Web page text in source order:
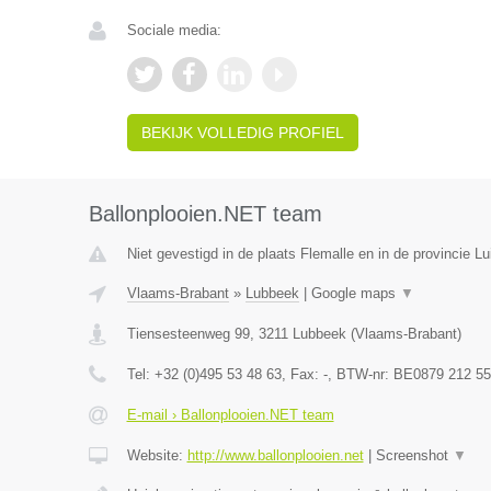
Sociale media:
BEKIJK VOLLEDIG PROFIEL
Ballonplooien.NET team
Niet gevestigd in de plaats Flemalle en in de provincie
Vlaams-Brabant» Lubbeek| Google maps ▼
Tiensesteenweg 99, 3211 Lubbeek(Vlaams-Brabant)
Tel: +32 (0)495 53 48 63, Fax: -, BTW-nr: BE0879 212
E-mail › Ballonplooien.NET team
Website: http://www.ballonplooien.net| Screenshot ▼